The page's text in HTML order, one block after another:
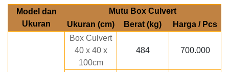
Model dan
Ukuran
Mutu Box Culvert
Ukuran (cm)
Berat (kg)
Harga / Pcs
Box Culvert
40 x 40 x
100cm
484 700.000